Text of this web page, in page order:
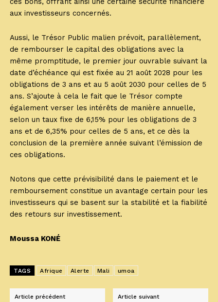
aux investisseurs concernés.
Aussi, le Trésor Public malien prévoit, parallèlement,
de rembourser le capital des obligations avec la
même promptitude, le premier jour ouvrable suivant la
date d’échéance qui est fixée au 21 août 2028 pour les
obligations de 3 ans et au 5 août 2030 pour celles de 5
ans. S’ajoute à cela le fait que le Trésor compte
également verser les intérêts de manière annuelle,
selon un taux fixe de 6,15% pour les obligations de 3
ans et de 6,35% pour celles de 5 ans, et ce dès la
conclusion de la première année suivant l’émission de
ces obligations.
Notons que cette prévisibilité dans le paiement et le
remboursement constitue un avantage certain pour les
investisseurs qui se basent sur la stabilité et la fiabilité
des retours sur investissement.
Moussa KONÉ
TAGS Afrique Alerte Mali umoa
Article précédent Article suivant